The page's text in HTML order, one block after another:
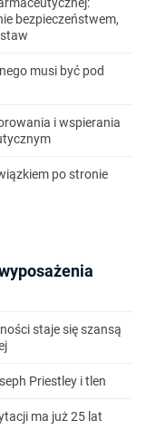
bezpieczeństwem,
musi być pod
i wspierania
po stronie
staje się szansą
Priestley i tlen
ma już 25 lat